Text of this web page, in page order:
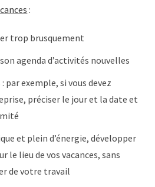
:
trop brusquement
agenda d’activités nouvelles
par exemple, si vous devez
préciser le jour et la date et
et plein d’énergie, développer
le lieu de vos vacances, sans
de votre travail